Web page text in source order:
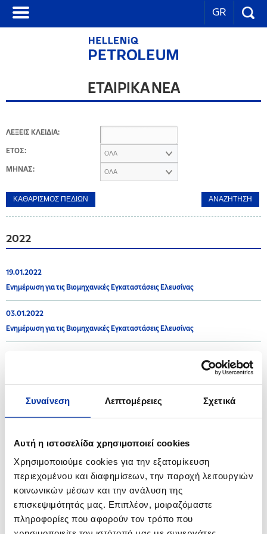
Συναίνεση Λεπτομέρειες Σχετικά
Αυτή η ιστοσελίδα χρησιμοποιεί cookies
Χρησιμοποιούμε cookies για την εξατομίκευση
περιεχομένου και διαφημίσεων, την παροχή λειτουργιών
κοινωνικών μέσων και την ανάλυση της
επισκεψιμότητάς μας. Επιπλέον, μοιραζόμαστε
πληροφορίες που αφορούν τον τρόπο που
GR
ΕΤΑΙΡΙΚΑ ΝΕΑ
ΛΕΞΕΙΣ ΚΛΕΙΔΙΑ:
ΕΤΟΣ: ΟΛΑ
ΜΗΝΑΣ: ΟΛΑ
2022
19.01.2022
Ενημέρωση για τις Βιομηχανικές Εγκαταστάσεις Ελευσίνας
03.01.2022
Ενημέρωση για τις Βιομηχανικές Εγκαταστάσεις Ελευσίνας
08.12.2021
Ενημέρωση για τις Βιομηχανικές Εγκαταστάσεις Ελευσίνας
08.10.2021
Ανακοίνωση - Βιομηχανικές Εγκαταστάσεις Ελευσίνας